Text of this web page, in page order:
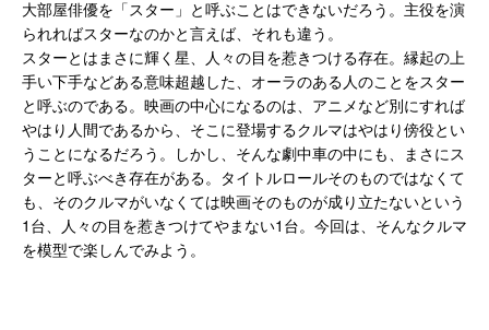
大部屋俳優を「スター」と呼ぶことはできないだろう。主役を演
られればスターなのかと言えば、それも違う。
スターとはまさに輝く星、人々の目を惹きつける存在。縁起の上
手い下手などある意味超越した、オーラのある人のことをスター
と呼ぶのである。映画の中心になるのは、アニメなど別にすれば
やはり人間であるから、そこに登場するクルマはやはり傍役とい
うことになるだろう。しかし、そんな劇中車の中にも、まさにス
ターと呼ぶべき存在がある。タイトルロールそのものではなくて
も、そのクルマがいなくては映画そのものが成り立たないという
1台、人々の目を惹きつけてやまない1台。今回は、そんなクルマ
を模型で楽しんでみよう。